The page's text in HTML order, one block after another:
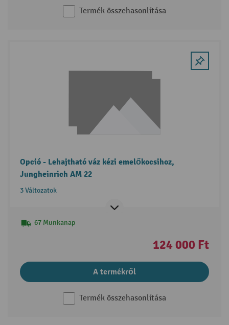
Termék összehasonlítása
Opció - Lehajtható váz kézi emelőkocsihoz,
Jungheinrich AM 22
3 Változatok
67 Munkanap
124 000 Ft
A termékről
Termék összehasonlítása